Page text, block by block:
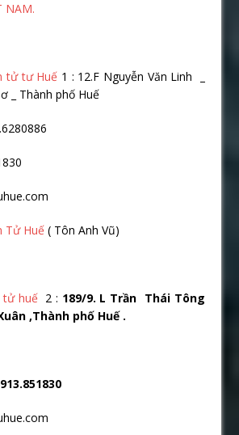
NAM.
tử tư Huế 1 : 12.F Nguyễn Văn Linh _
_ Thành phố Huế
Tử Huế ( Tôn Anh Vũ)
tử huế2 : 189/9. L Trần Thái Tông
,Thành phố Huế .